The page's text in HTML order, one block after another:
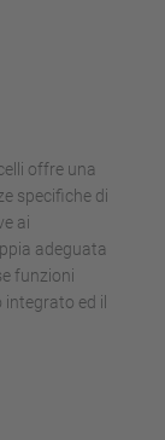
offre una
specifiche di
ai
adeguata
funzioni
ed il